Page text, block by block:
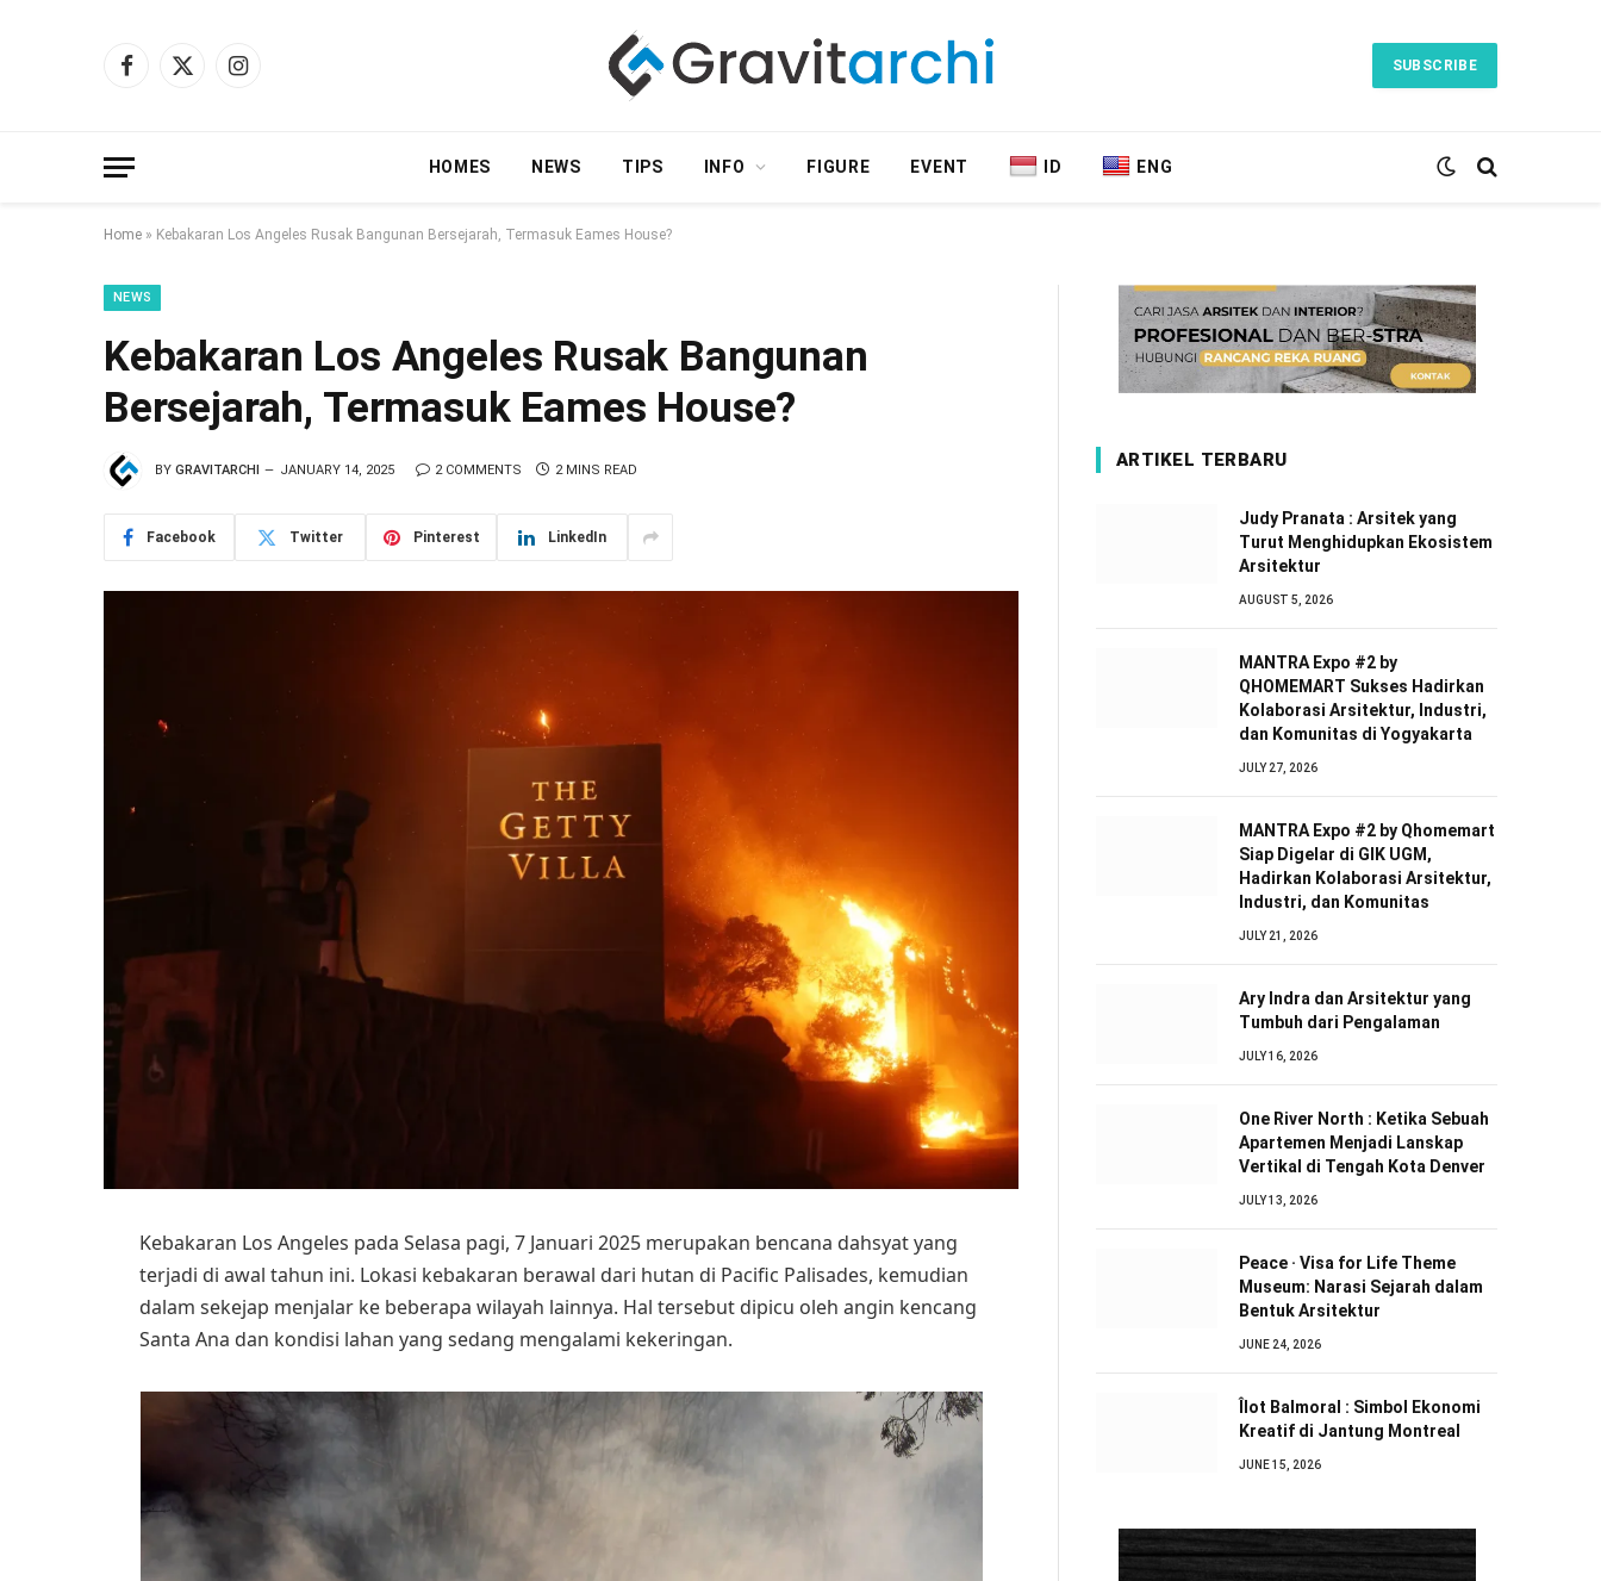
Facebook
X
Instagram SUBSCRIBE
HOMES NEWS TIPS INFO FIGURE EVENT ID ENG
Home » Kebakaran Los Angeles Rusak Bangunan Bersejarah, Termasuk Eames House?
NEWS
Kebakaran Los Angeles Rusak Bangunan
Bersejarah, Termasuk Eames House?
BY GRAVITARCHI JANUARY 14, 2025 2 COMMENTS 2 MINS READ
Facebook Twitter Pinterest LinkedIn
Kebakaran Los Angeles pada Selasa pagi, 7 Januari 2025 merupakan bencana dahsyat yang
terjadi di awal tahun ini. Lokasi kebakaran berawal dari hutan di Pacific Palisades, kemudian
dalam sekejap menjalar ke beberapa wilayah lainnya. Hal tersebut dipicu oleh angin kencang
Santa Ana dan kondisi lahan yang sedang mengalami kekeringan.
ARTIKEL TERBARU
Judy Pranata : Arsitek yang
Turut Menghidupkan Ekosistem
Arsitektur
AUGUST 5, 2026
MANTRA Expo #2 by
QHOMEMART Sukses Hadirkan
Kolaborasi Arsitektur, Industri,
dan Komunitas di Yogyakarta
JULY 27, 2026
MANTRA Expo #2 by Qhomemart
Siap Digelar di GIK UGM,
Hadirkan Kolaborasi Arsitektur,
Industri, dan Komunitas
JULY 21, 2026
Ary Indra dan Arsitektur yang
Tumbuh dari Pengalaman
JULY 16, 2026
One River North : Ketika Sebuah
Apartemen Menjadi Lanskap
Vertikal di Tengah Kota Denver
JULY 13, 2026
Peace · Visa for Life Theme
Museum: Narasi Sejarah dalam
Bentuk Arsitektur
JUNE 24, 2026
Îlot Balmoral : Simbol Ekonomi
Kreatif di Jantung Montreal
JUNE 15, 2026